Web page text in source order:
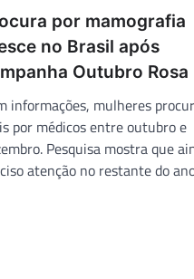
por mamografia
no Brasil após
Outubro Rosa
informações, mulheres
por médicos entre outubro e
Pesquisa mostra que
atenção no restante do